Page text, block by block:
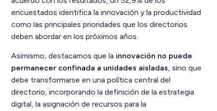
encuestados identifica la innovación y la productividad
como las principales prioridades que los directorios
deben abordar en los próximos años.
Asimismo, destacamos que la innovación no puede
permanecer confinada a unidades aisladas, sino que
debe transformarse en una política central del
directorio, incorporando la definición de la estrategia
digital, la asignación de recursos para la